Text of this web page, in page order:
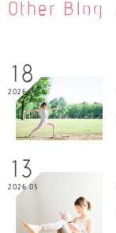
Other Blog
18
2026.06
13
2026.05